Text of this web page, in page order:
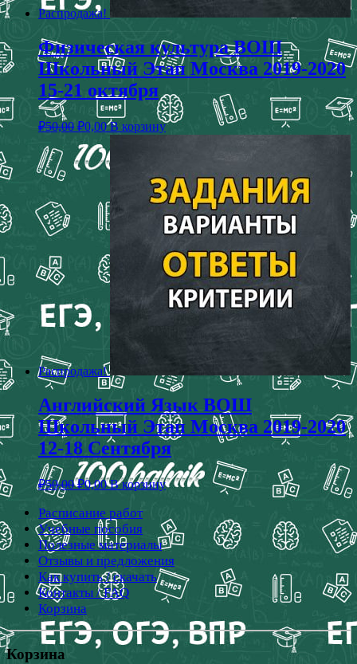
Распродажа!
Физическая культура ВОШ
Школьный Этап Москва 2019-2020
15-21 октября
₽50,00 ₽0,00 В корзину
Распродажа!
Английский Язык ВОШ
Школьный Этап Москва 2019-2020
12-18 Сентября
₽50,00 ₽0,00 В корзину
Расписание работ
Учебные пособия
Полезные материалы
Отзывы и предложения
Как купить / скачать
Контакты / FAQ
Корзина
Корзина